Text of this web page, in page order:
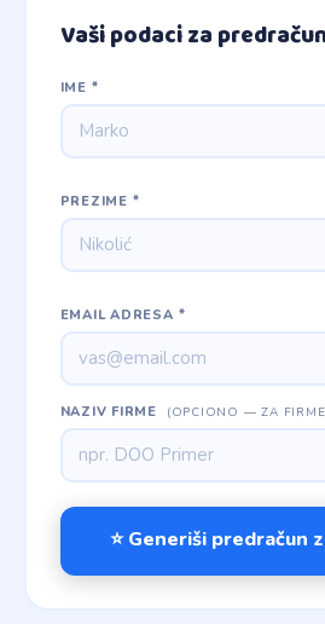
Vaši podaci za
IME *
PREZIME *
EMAIL ADRESA *
NAZIV FIRME (OPCIONO — ZA
⭐ Generiši predračun